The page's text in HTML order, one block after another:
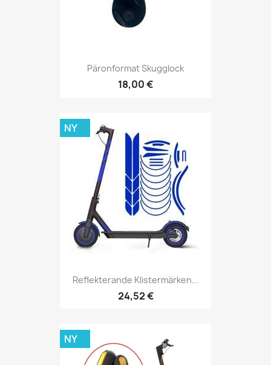
Päronformat Skugglock
18,00 €
Reflekterande Klistermärken...
24,52 €
NY
NY